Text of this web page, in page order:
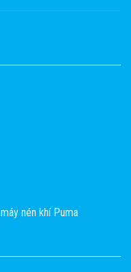
máy nén khí Puma